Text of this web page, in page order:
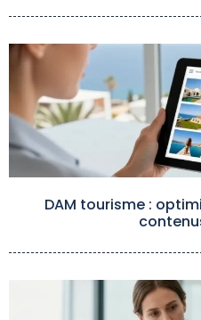
DAM tourisme :